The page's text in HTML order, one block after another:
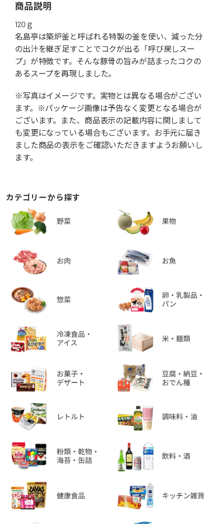
商品説明
120ｇ
名島亭は築炉釜と呼ばれる特製の釜を使い、減った分
の出汁を継ぎ足すことでコクが出る「呼び戻しスー
プ」が特徴です。そんな豚骨の旨みが詰まったコクの
あるスープを再現しました。
※写真はイメージです。実物とは異なる場合がござい
ます。※パッケージ画像は予告なく変更となる場合が
ございます。また、商品表示の記載内容に関しまして
も変更になっている場合もございます。お手元に届き
ました商品の表示をご確認いただきますようお願いし
ます。
カテゴリーから探す